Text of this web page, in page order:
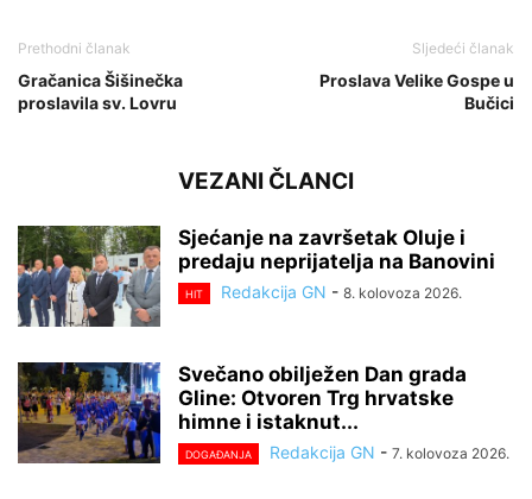
Prethodni članak
Gračanica Šišinečka
proslavila sv. Lovru
Sljedeći članak
Proslava Velike Gospe u
Bučici
VEZANI ČLANCI
Sjećanje na završetak Oluje i
predaju neprijatelja na Banovini
HIT Redakcija GN - 8. kolovoza 2026.
Svečano obilježen Dan grada
Gline: Otvoren Trg hrvatske
himne i istaknut...
DOGAĐANJA Redakcija GN - 7. kolovoza 2026.